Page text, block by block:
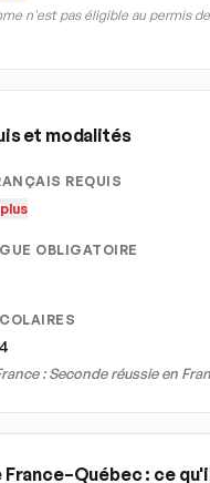
n'est pas éligible au permis
et modalités
REQUIS
OBLIGATOIRE
:Seconde réussie en
France–Québec : ce